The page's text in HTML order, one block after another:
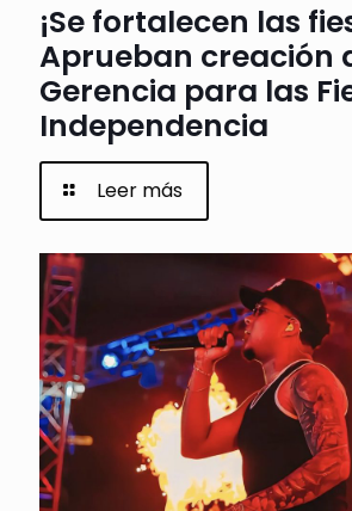
¡Se fortalecen las
Aprueban creación
Gerencia para las
Independencia
Leer más